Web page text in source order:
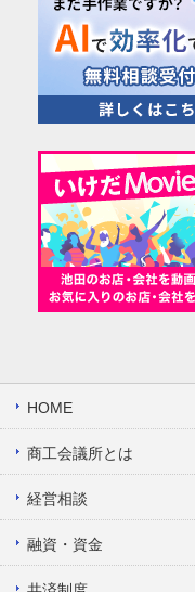
HOME
商工会議所とは
経営相談
融資・資金